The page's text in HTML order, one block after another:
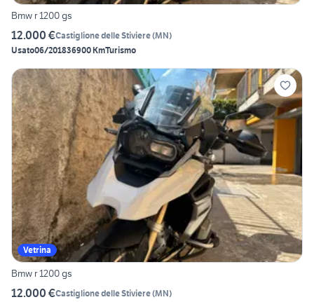
Bmw r 1200 gs
12.000 €Castiglione delle Stiviere(MN)
Usato06/201836900 KmTurismo
Vetrina
Bmw r 1200 gs
12.000 €Castiglione delle Stiviere(MN)